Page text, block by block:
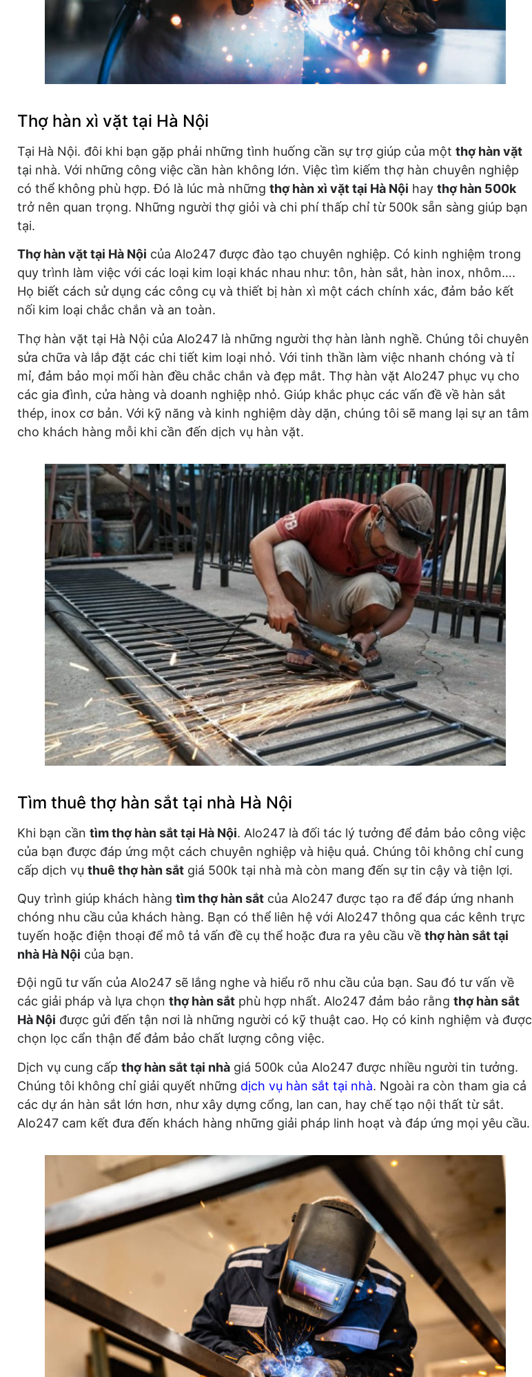
Thợ hàn xì vặt tại Hà Nội
Tại Hà Nội. đôi khi bạn gặp phải những tình huống cần sự trợ giúp của một thợ hàn vặt
tại nhà. Với những công việc cần hàn không lớn. Việc tìm kiếm thợ hàn chuyên nghiệp
có thể không phù hợp. Đó là lúc mà những thợ hàn xì vặt tại Hà Nội hay thợ hàn 500k
trở nên quan trọng. Những người thợ giỏi và chi phí thấp chỉ từ 500k sẵn sàng giúp bạn
tại.
Thợ hàn vặt tại Hà Nội của Alo247 được đào tạo chuyên nghiệp. Có kinh nghiệm trong
quy trình làm việc với các loại kim loại khác nhau như: tôn, hàn sắt, hàn inox, nhôm….
Họ biết cách sử dụng các công cụ và thiết bị hàn xì một cách chính xác, đảm bảo kết
nối kim loại chắc chắn và an toàn.
Thợ hàn vặt tại Hà Nội của Alo247 là những người thợ hàn lành nghề. Chúng tôi chuyên
sửa chữa và lắp đặt các chi tiết kim loại nhỏ. Với tinh thần làm việc nhanh chóng và tỉ
mỉ, đảm bảo mọi mối hàn đều chắc chắn và đẹp mắt. Thợ hàn vặt Alo247 phục vụ cho
các gia đình, cửa hàng và doanh nghiệp nhỏ. Giúp khắc phục các vấn đề về hàn sắt
thép, inox cơ bản. Với kỹ năng và kinh nghiệm dày dặn, chúng tôi sẽ mang lại sự an tâm
cho khách hàng mỗi khi cần đến dịch vụ hàn vặt.
Tìm thuê thợ hàn sắt tại nhà Hà Nội
Khi bạn cần tìm thợ hàn sắt tại Hà Nội. Alo247 là đối tác lý tưởng để đảm bảo công việc
của bạn được đáp ứng một cách chuyên nghiệp và hiệu quả. Chúng tôi không chỉ cung
cấp dịch vụ thuê thợ hàn sắt giá 500k tại nhà mà còn mang đến sự tin cậy và tiện lợi.
Quy trình giúp khách hàng tìm thợ hàn sắt của Alo247 được tạo ra để đáp ứng nhanh
chóng nhu cầu của khách hàng. Bạn có thể liên hệ với Alo247 thông qua các kênh trực
tuyến hoặc điện thoại để mô tả vấn đề cụ thể hoặc đưa ra yêu cầu về thợ hàn sắt tại
nhà Hà Nội của bạn.
Đội ngũ tư vấn của Alo247 sẽ lắng nghe và hiểu rõ nhu cầu của bạn. Sau đó tư vấn về
các giải pháp và lựa chọn thợ hàn sắt phù hợp nhất. Alo247 đảm bảo rằng thợ hàn sắt
Hà Nội được gửi đến tận nơi là những người có kỹ thuật cao. Họ có kinh nghiệm và được
chọn lọc cẩn thận để đảm bảo chất lượng công việc.
Dịch vụ cung cấp thợ hàn sắt tại nhà giá 500k của Alo247 được nhiều người tin tưởng.
Chúng tôi không chỉ giải quyết những dịch vụ hàn sắt tại nhà. Ngoài ra còn tham gia cả
các dự án hàn sắt lớn hơn, như xây dựng cổng, lan can, hay chế tạo nội thất từ sắt.
Alo247 cam kết đưa đến khách hàng những giải pháp linh hoạt và đáp ứng mọi yêu cầu.